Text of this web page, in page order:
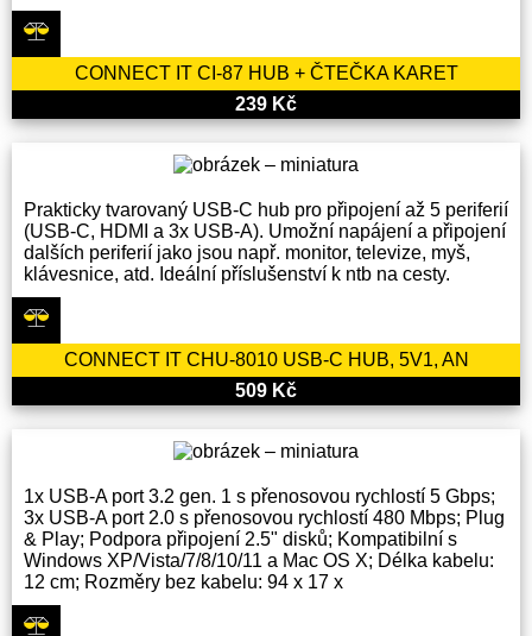
CONNECT IT CI-87 HUB + ČTEČKA KARET
239 Kč
Prakticky tvarovaný USB-C hub pro připojení až 5 periferií
(USB-C, HDMI a 3x USB-A). Umožní napájení a připojení
dalších periferií jako jsou např. monitor, televize, myš,
klávesnice, atd. Ideální příslušenství k ntb na cesty.
CONNECT IT CHU-8010 USB-C HUB, 5V1, AN
509 Kč
1x USB-A port 3.2 gen. 1 s přenosovou rychlostí 5 Gbps;
3x USB-A port 2.0 s přenosovou rychlostí 480 Mbps; Plug
& Play; Podpora připojení 2.5" disků; Kompatibilní s
Windows XP/Vista/7/8/10/11 a Mac OS X; Délka kabelu:
12 cm; Rozměry bez kabelu: 94 x 17 x